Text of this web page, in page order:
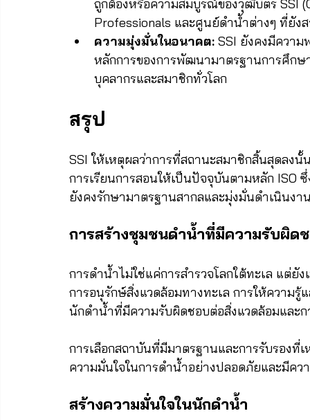
ถูกต้องหรือความสมบูรณ์ของวุฒิบัตร SSI
Professionals และศูนย์ดำน้ำต่างๆ ที่ยัง
ความมุ่งมั่นในอนาคต: SSI ยังคงมีความ
หลักการของการพัฒนามาตรฐานการศึก
บุคลากรและสมาชิกทั่วโลก
สรุป
SSI ให้เหตุผลว่าการที่สถานะสมาชิกสิ้นสุดลงนั้
การเรียนการสอนให้เป็นปัจจุบันตามหลัก ISO
ยังคงรักษามาตรฐานสากลและมุ่งมั่นดำเนินง
การสร้างชุมชนดำน้ำที่มีความรับผิด
การดำน้ำไม่ใช่แค่การสำรวจโลกใต้ทะเล แต่
การอนุรักษ์สิ่งแวดล้อมทางทะเล การให้ความ
นักดำน้ำที่มีความรับผิดชอบต่อสิ่งแวดล้อมและก
การเลือกสถาบันที่มีมาตรฐานและการรับรอง
ความมั่นใจในการดำน้ำอย่างปลอดภัยและมีคว
สร้างความมั่นใจในนักดำน้ำ